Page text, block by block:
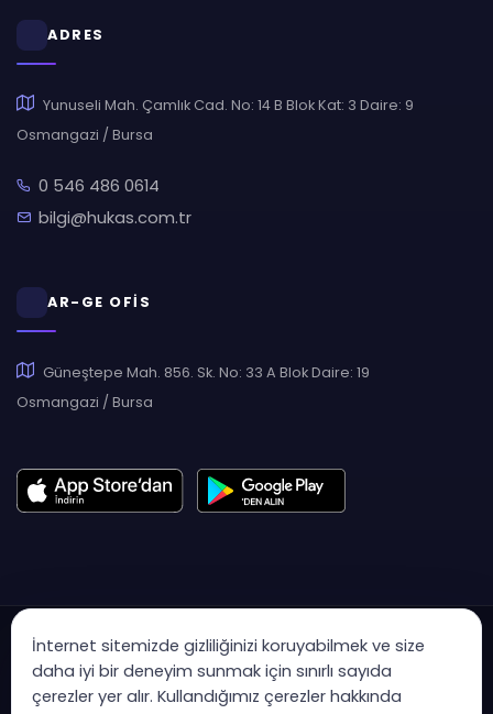
ADRES
Yunuseli Mah. Çamlık Cad. No: 14 B Blok Kat: 3 Daire: 9
Osmangazi / Bursa
0 546 486 0614
bilgi@hukas.com.tr
AR-GE OFİS
Güneştepe Mah. 856. Sk. No: 33 A Blok Daire: 19
Osmangazi / Bursa
İnternet sitemizde gizliliğinizi koruyabilmek ve size
daha iyi bir deneyim sunmak için sınırlı sayıda
çerezler yer alır. Kullandığımız çerezler hakkında